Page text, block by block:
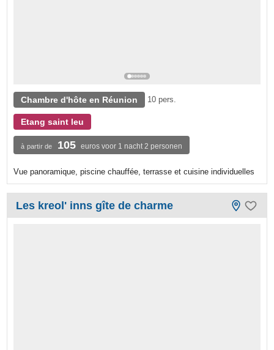
Chambre d'hôte en Réunion 10 pers.
Etang saint leu
à partir de 105 euros voor 1 nacht 2 personen
Vue panoramique, piscine chauffée, terrasse et cuisine individuelles
Les kreol' inns gîte de charme